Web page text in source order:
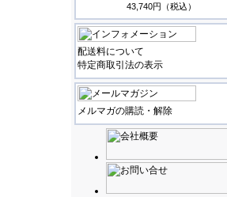
43,740円（税込）
配送料について
特定商取引法の表示
メルマガの購読・解除